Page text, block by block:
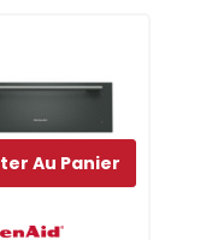
Au Panier